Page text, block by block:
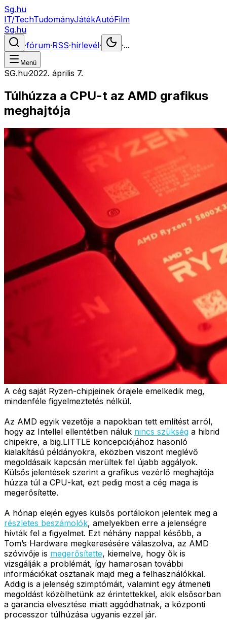
Sg.hu
IT/TechTudományJátékAutóFilm
Sg.hu
·fórum·RSS·hírlevél· ·...
Menü
SG.hu·2022. április 7.
Túlhúzza a CPU-t az AMD grafikus
meghajtója
A cég saját Ryzen-chipjeinek órajele emelkedik meg,
mindenféle figyelmeztetés nélkül.
Az AMD egyik vezetője a napokban tett említést arról,
hogy az Intellel ellentétben náluk nincs szükség a hibrid
chipekre, a big.LITTLE koncepciójához hasonló
kialakítású példányokra, eközben viszont meglévő
megoldásaik kapcsán merültek fel újabb aggályok.
Külsős jelentések szerint a grafikus vezérlő meghajtója
húzza túl a CPU-kat, ezt pedig most a cég maga is
megerősítette.
A hónap elején egyes külsős portálokon jelentek meg a
részletes beszámolók, amelyekben erre a jelenségre
hívták fel a figyelmet. Ezt néhány nappal később, a
Tom’s Hardware megkeresésére válaszolva, az AMD
szóvivője is megerősítette, kiemelve, hogy ők is
vizsgálják a problémát, így hamarosan további
információkat osztanak majd meg a felhasználókkal.
Addig is a jelenség szimptómáit, valamint egy átmeneti
megoldást közölhetünk az érintettekkel, akik elsősorban
a garancia elvesztése miatt aggódhatnak, a központi
processzor túlhúzása ugyanis ezzel jár.